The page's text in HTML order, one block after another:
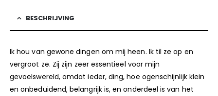
BESCHRIJVING
Ik hou van gewone dingen om mij heen. Ik til ze op en
vergroot ze. Zij zijn zeer essentieel voor mijn
gevoelswereld, omdat ieder, ding, hoe ogenschijnlijk klein
en onbeduidend, belangrijk is, en onderdeel is van het